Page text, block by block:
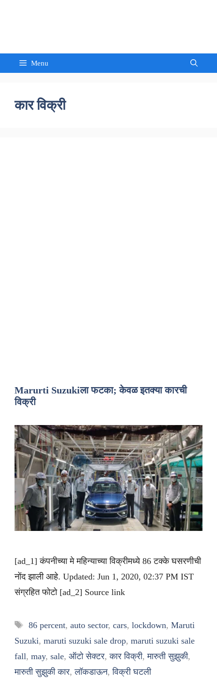
Menu
कार विक्री
Marurti Suzukiला फटका; केवळ इतक्या कारची
विक्री
[ad_1] कंपनीच्या मे महिन्याच्या विक्रीमध्ये 86 टक्के घसरणीची
नोंद झाली आहे. Updated: Jun 1, 2020, 02:37 PM IST
संग्रहित फोटो [ad_2] Source link
Tags
86 percent, auto sector, cars, lockdown, Maruti
Suzuki, maruti suzuki sale drop, maruti suzuki sale
fall, may, sale, ऑटो सेक्टर,कार विक्री,मारुती सुझुकी,
मारुती सुझुकी कार,लॉकडाऊन,विक्री घटली